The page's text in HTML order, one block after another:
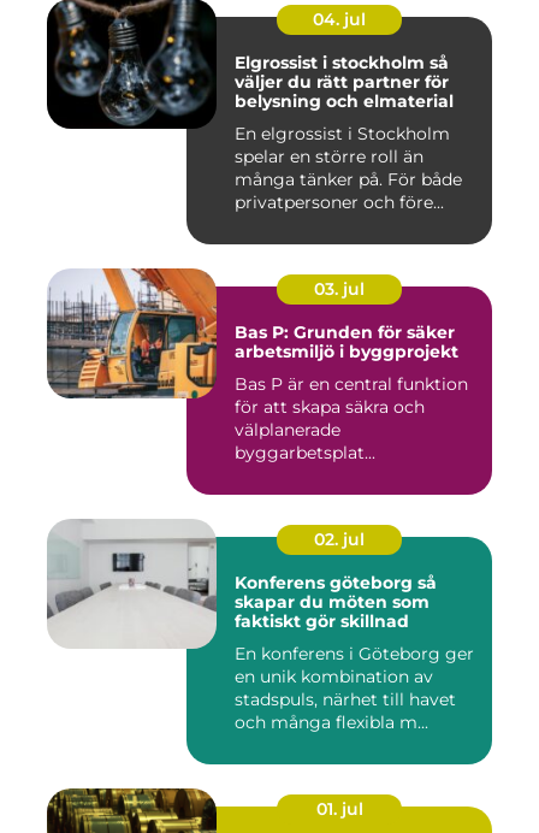
04. jul
Elgrossist i stockholm så
väljer du rätt partner för
belysning och elmaterial
En elgrossist i Stockholm
spelar en större roll än
många tänker på. För både
privatpersoner och före...
03. jul
Bas P: Grunden för säker
arbetsmiljö i byggprojekt
Bas P är en central funktion
för att skapa säkra och
välplanerade
byggarbetsplat...
02. jul
Konferens göteborg så
skapar du möten som
faktiskt gör skillnad
En konferens i Göteborg ger
en unik kombination av
stadspuls, närhet till havet
och många flexibla m...
01. jul